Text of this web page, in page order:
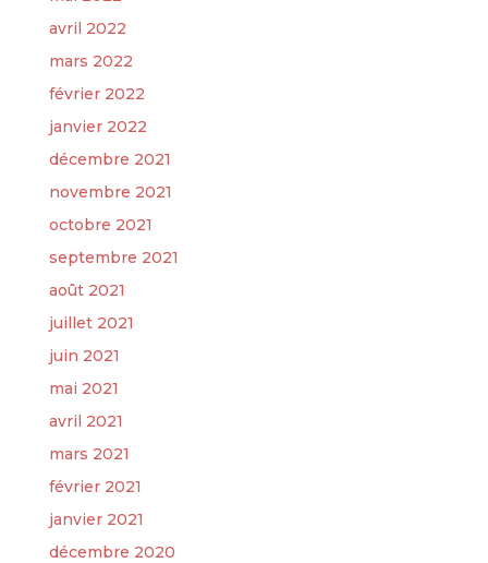
avril 2022
mars 2022
février 2022
janvier 2022
décembre 2021
novembre 2021
octobre 2021
septembre 2021
août 2021
juillet 2021
juin 2021
mai 2021
avril 2021
mars 2021
février 2021
janvier 2021
décembre 2020